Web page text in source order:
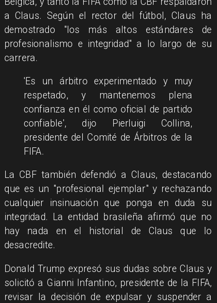
a Claus. Según el rector del fútbol, Claus ha
demostrado "los más altos estándares de
profesionalismo e integridad" a lo largo de su
carrera.
'Es un árbitro experimentado y muy
respetado, y mantenemos plena
confianza en él como oficial de partido
confiable', dijo Pierluigi Collina,
presidente del Comité de Árbitros de la
FIFA.
La CBF también defendió a Claus, destacando
que es un "profesional ejemplar" y rechazando
cualquier insinuación que ponga en duda su
integridad. La entidad brasileña afirmó que no
hay nada en el historial de Claus que lo
desacredite.
Donald Trump expresó sus dudas sobre Claus y
solicitó a Gianni Infantino, presidente de la FIFA,
revisar la decisión de expulsar y suspender a